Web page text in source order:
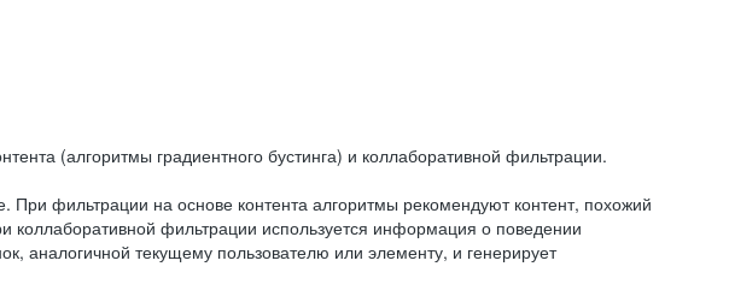
(алгоритмы градиентного бустинга) и коллаборативной фильтрации.
фильтрации на основе контента алгоритмы рекомендуют контент, похожий
фильтрации используется информация о поведении
аналогичной текущему пользователю или элементу, и генерирует